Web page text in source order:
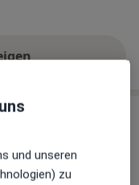
und unseren
zu